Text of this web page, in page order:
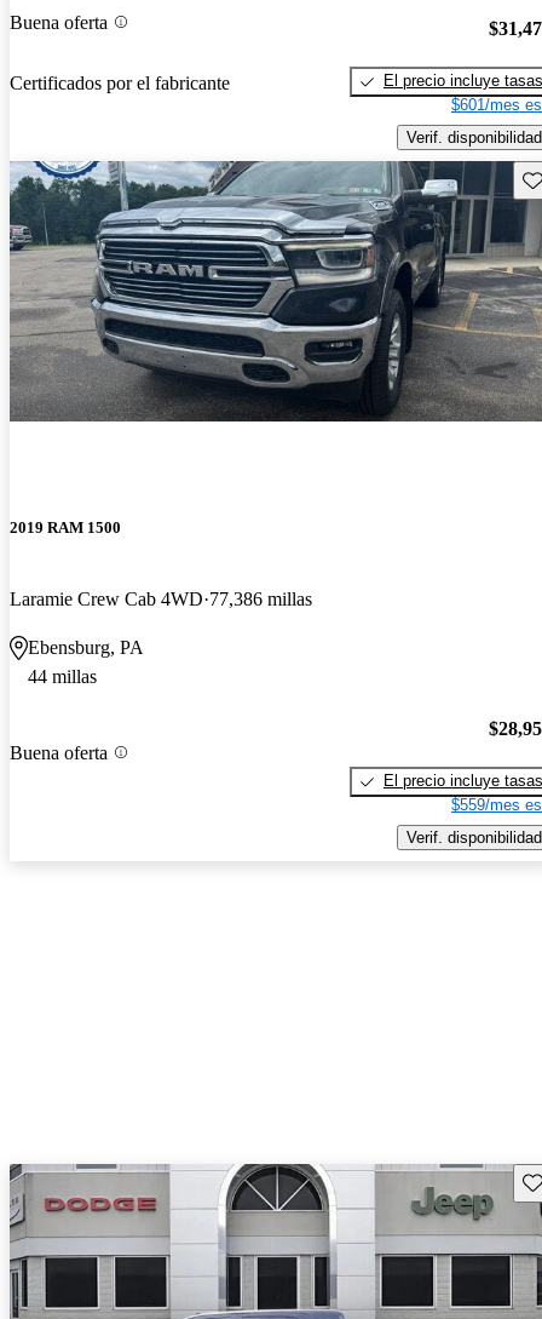
Buena oferta
Certificados por el fabricante
El precio incluye tasas
$601/mes
Verif. disponibilidad
2019 RAM 1500
Laramie Crew Cab 4WD 77,386 millas
Ebensburg, PA
44 millas
Buena oferta
El precio incluye tasas
$559/mes
Verif. disponibilidad